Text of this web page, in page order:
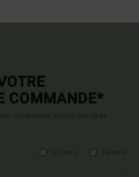
COMMANDE*
nos dernières actus et nos offres